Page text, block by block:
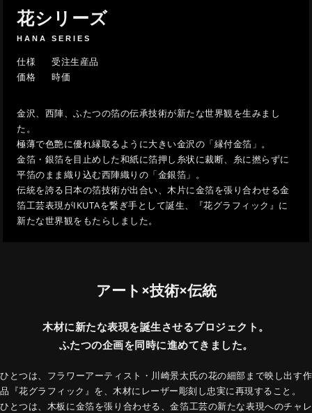
花シリーズ
HANA SERIES
仕様
受注生産品
価格
時価
金沢、西陣、ふたつの箔の伝承技術が新たな世界観を生みまし
た。
極薄で色艶に優れ縁取るように大きい金沢の「縁付金箔」。
金箔・銀箔を目止めした和紙に箔押し糸状に裁断、糸に撚らずに
平箔のまま織り込む西陣織りの「金銀箔」。
伝統を誇る日本の箔技術が出合い、木片に金箔を張り合わせる金
箔工芸表現がIKUTAを繋ぎ手として誕生、『花グラフィック』に
新たな世界観をもたらしました。
アート×技術×伝統
木材に新たな表現を誕生させるプロジェクト。
ふたつの企画を同時に進めてきました。
ひとつは、フラワーアーティスト・川崎景太氏の花の細部まで映し出す作
品『花グラフィック』を、木材にレーザー彫刻し忠実に再現すること。
ひとつは、木板に金箔を張り合わせる、金箔工芸の新たな表現へのチャレ